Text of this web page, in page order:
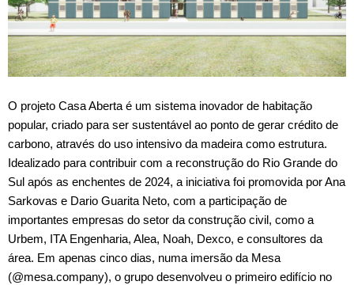
O projeto Casa Aberta é um sistema inovador de habitação
popular, criado para ser sustentável ao ponto de gerar crédito de
carbono, através do uso intensivo da madeira como estrutura.
Idealizado para contribuir com a reconstrução do Rio Grande do
Sul após as enchentes de 2024, a iniciativa foi promovida por Ana
Sarkovas e Dario Guarita Neto, com a participação de
importantes empresas do setor da construção civil, como a
Urbem, ITA Engenharia, Alea, Noah, Dexco, e consultores da
área. Em apenas cinco dias, numa imersão da Mesa
(@mesa.company), o grupo desenvolveu o primeiro edifício no